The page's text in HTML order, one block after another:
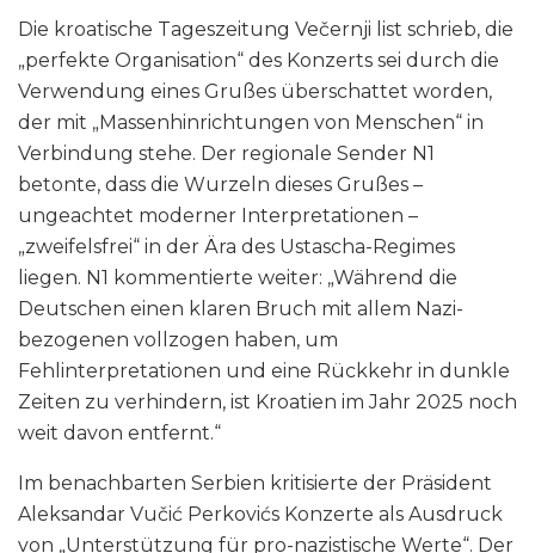
Die kroatische Tageszeitung Večernji list schrieb, die
„perfekte Organisation“ des Konzerts sei durch die
Verwendung eines Grußes überschattet worden,
der mit „Massenhinrichtungen von Menschen“ in
Verbindung stehe. Der regionale Sender N1
betonte, dass die Wurzeln dieses Grußes –
ungeachtet moderner Interpretationen –
„zweifelsfrei“ in der Ära des Ustascha-Regimes
liegen. N1 kommentierte weiter: „Während die
Deutschen einen klaren Bruch mit allem Nazi-
bezogenen vollzogen haben, um
Fehlinterpretationen und eine Rückkehr in dunkle
Zeiten zu verhindern, ist Kroatien im Jahr 2025 noch
weit davon entfernt.“
Im benachbarten Serbien kritisierte der Präsident
Aleksandar Vučić Perkovićs Konzerte als Ausdruck
von „Unterstützung für pro-nazistische Werte“. Der